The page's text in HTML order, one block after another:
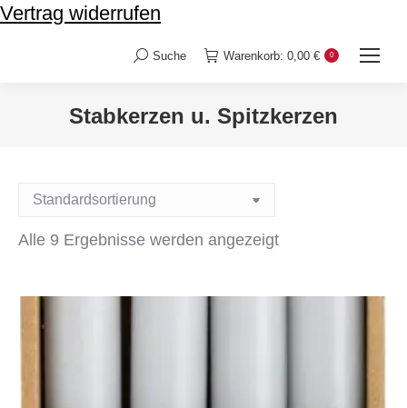
Vertrag widerrufen
Search:
Suche Warenkorb: 0,00 € 0
Stabkerzen u. Spitzkerzen
Alle 9 Ergebnisse werden angezeigt